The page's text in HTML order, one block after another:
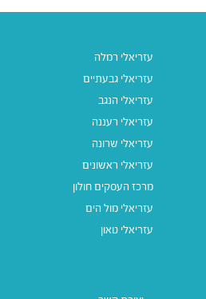
עזריאלי רמלה
עזריאלי גבעתיים
עזריאלי הנגב
עזריאלי רעננה
עזריאלי שרונה
עזריאלי ראשונים
מרכז העסקים חולון
עזריאלי מול הים
עזריאלי טאון